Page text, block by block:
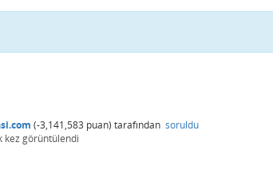
(-3,141,583 puan) tarafından soruldu
kez görüntülendi